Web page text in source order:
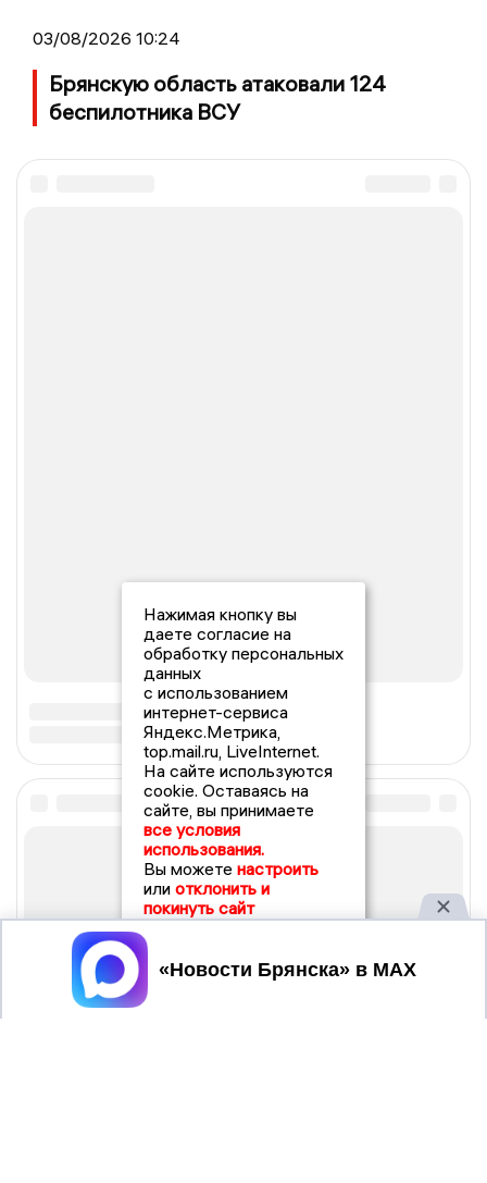
03/08/2026 10:24
Брянскую область атаковали 124
беспилотника ВСУ
Нажимая кнопку вы
даете согласие на
обработку персональных
данных
с использованием
интернет-сервиса
Яндекс.Метрика,
top.mail.ru, LiveInternet.
На сайте используются
cookie. Оставаясь на
сайте, вы принимаете
все условия
использования.
Вы можете настроить
или отклонить и
покинуть сайт
Принять